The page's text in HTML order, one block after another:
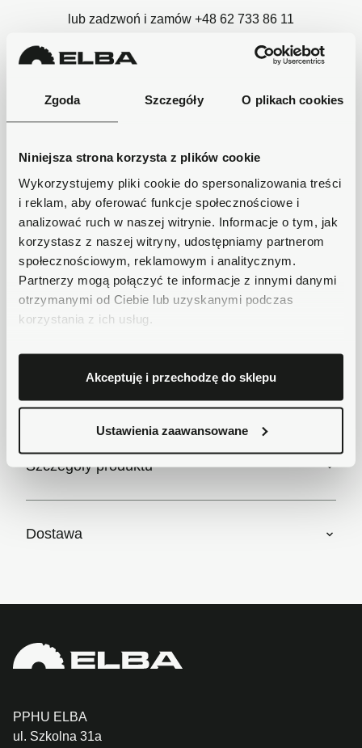
Zgoda Szczegóły O plikach cookies
Niniejsza strona korzysta z plików cookie
Wykorzystujemy pliki cookie do spersonalizowania treści
i reklam, aby oferować funkcje społecznościowe i
analizować ruch w naszej witrynie. Informacje o tym, jak
korzystasz z naszej witryny, udostępniamy partnerom
społecznościowym, reklamowym i analitycznym.
Partnerzy mogą połączyć te informacje z innymi danymi
otrzymanymi od Ciebie lub uzyskanymi podczas
korzystania z ich usług.
Akceptuję i przechodzę do sklepu
Ustawienia zaawansowane
lub zadzwoń i zamów +48 62 733 86 11
dostawy już od 18zł.
Bezpieczne płatności
Płatności obsługuje Przelewy24 - największy
operator płatności online w Polsce.
Masz pytania dotyczące produktu?
Zadzwoń do nas 62 733 86 11 lub napisz e-
mail. Chętnie pomożemy!
Opis
Krótki opis
Szczegóły produktu
Dostawa
PPHU ELBA
ul. Szkolna 31a